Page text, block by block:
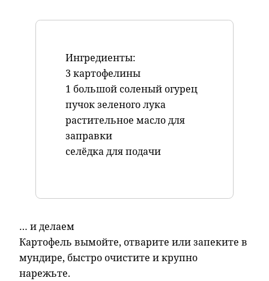
Ингредиенты:
3 картофелины
1 большой соленый огурец
пучок зеленого лука
растительное масло для
заправки
селёдка для подачи
… и делаем
Картофель вымойте, отварите или запеките в
мундире, быстро очистите и крупно
нарежьте.